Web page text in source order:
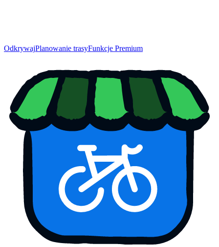
OdkrywajPlanowanie trasyFunkcje Premium